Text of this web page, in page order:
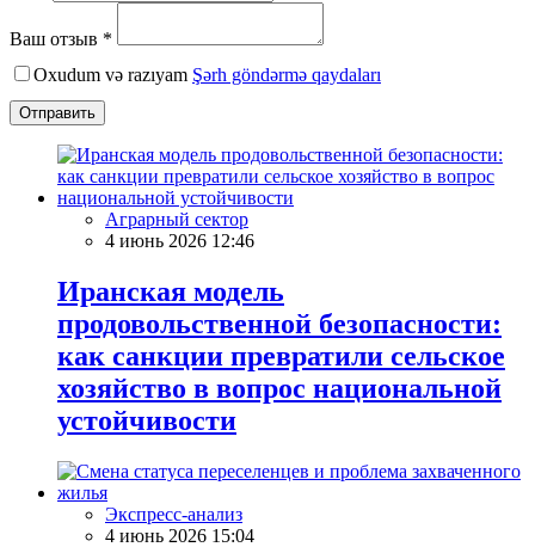
Ваш отзыв *
Oxudum və razıyam Şərh göndərmə qaydaları
Отправить
Аграрный сектор
4 июнь 2026 12:46
Иранская модель
продовольственной безопасности:
как санкции превратили сельское
хозяйство в вопрос национальной
устойчивости
Экспресс-анализ
4 июнь 2026 15:04